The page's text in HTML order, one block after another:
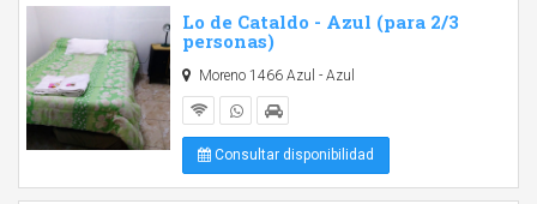
Lo de Cataldo - Azul (para 2/3
personas)
Moreno 1466 Azul - Azul
Consultar disponibilidad